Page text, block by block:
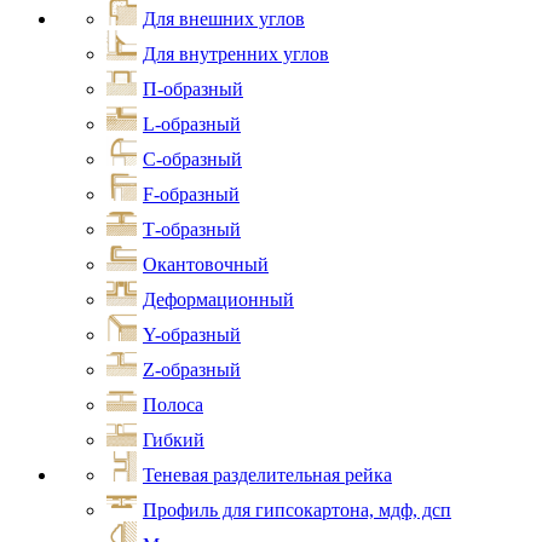
Для внешних углов
Для внутренних углов
П-образный
L-образный
С-образный
F-образный
Т-образный
Окантовочный
Деформационный
Y-образный
Z-образный
Полоса
Гибкий
Теневая разделительная рейка
Профиль для гипсокартона, мдф, дсп